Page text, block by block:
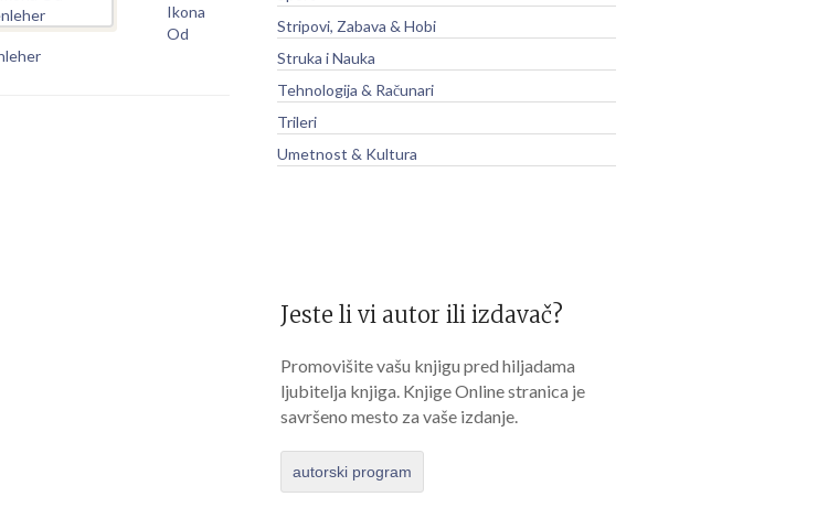
Ikona
Od
Stripovi, Zabava & Hobi
Struka i Nauka
Tehnologija & Računari
Trileri
Umetnost & Kultura
Jeste li vi autor ili izdavač?
Promovišite vašu knjigu pred hiljadama
ljubitelja knjiga. Knjige Online stranica je
savršeno mesto za vaše izdanje.
autorski program